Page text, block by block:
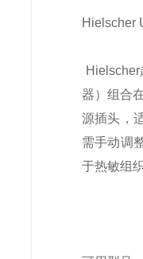
Hielscher
器）组合
源插头，
需手动调
于热敏组